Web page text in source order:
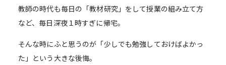
教師の時代も毎日の「教材研究」をして授業の組み立て方
など、毎日深夜１時すぎに帰宅。
そんな時にふと思うのが「少しでも勉強しておけばよかっ
た」という大きな後悔。